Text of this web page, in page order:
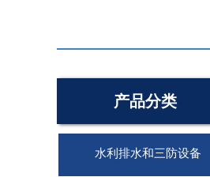
产品分类
水利排水和三防设备